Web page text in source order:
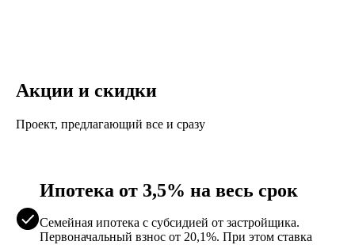
Акции и скидки
Проект, предлагающий все и сразу
Ипотека от 3,5% на весь срок
Семейная ипотека с субсидией от застройщика.
Первоначальный взнос от 20,1%. При этом ставка